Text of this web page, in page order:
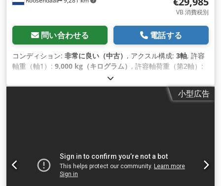
VB 消費税別
問い合わせる 電話する
コンディション: 非常に良い（中古） , アクスル構成: 3軸, 許容
軸重（軸1）: 9,000 kg（キログラム） , 許容軸荷重（第2軸）:
, 許容軸荷重（軸3）:
グラム）, 初回登録:03/2008, 荷室長:13,250 mm, 荷室幅:
, 積載スペース容量:50 m³, 全
小型広告